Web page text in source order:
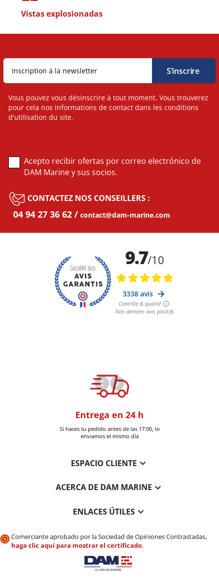
Vistas explosionadas
Entrega en 24 h
Si haces tu pedido antes de las 17:00, lo
enviamos el mismo día
Vous pouvez vous désinscrire à tout moment. Vous trouverez
pour cela nos informations de contact dans les conditions
d'utilisation du site.
Acepto recibir ofertas por correo electrónico de
DAM Marine y sus socios.
CONTACTEZ NOS CONSEILLERS :
04 94 27 36 62 contact@dam-marine.com
ESPACIO CLIENTE 
ACERCA DE DAM MARINE 
ENLACES ÚTILES
Comerciante aprobado por la Sociedad de Opiniones Contrastadas,
haga clic aquí para mostrar el certificado.